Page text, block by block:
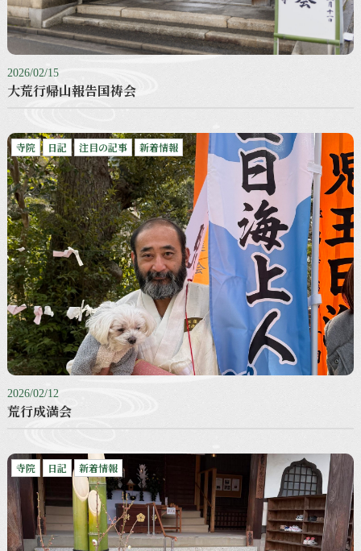
2026/02/15
大荒行帰山報告国祷会
寺院 日記 注目の記事 新着情報
2026/02/12
荒行成満会
寺院 日記 新着情報